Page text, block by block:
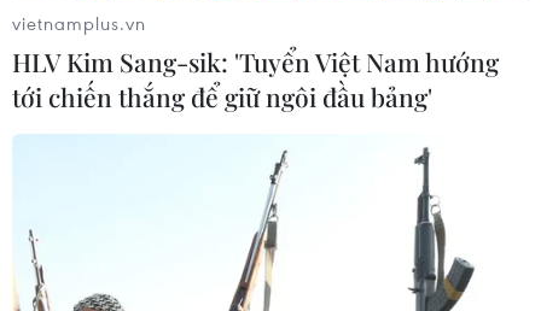
vietnamplus.vn
HLV Kim Sang-sik: 'Tuyển Việt Nam hướng
tới chiến thắng để giữ ngôi đầu bảng'